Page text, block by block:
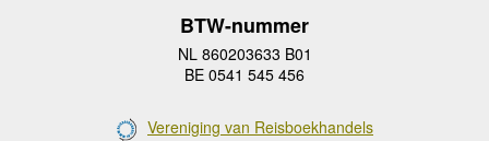
BTW-nummer
NL 860203633 B01
BE 0541 545 456
Vereniging van Reisboekhandels